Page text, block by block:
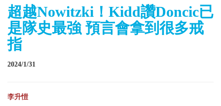
超越Nowitzki！Kidd讚Doncic已
是隊史最強 預言會拿到很多戒
指
2024/1/31
李升愷